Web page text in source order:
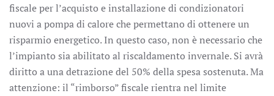
fiscale per l’acquisto e installazione di condizionatori
nuovi a pompa di calore che permettano di ottenere un
risparmio energetico. In questo caso, non è necessario che
l’impianto sia abilitato al riscaldamento invernale. Si avrà
diritto a una detrazione del 50% della spesa sostenuta. Ma
attenzione: il “rimborso” fiscale rientra nel limite